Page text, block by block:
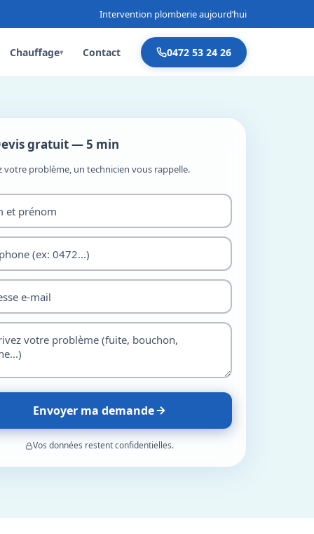
Intervention plomberie aujourd’hui
Chauffage▾ Contact 0472 53 24 26
gratuit — 5 min
votre problème, un technicien vous rappelle.
Envoyer ma demande
Vos données restent confidentielles.